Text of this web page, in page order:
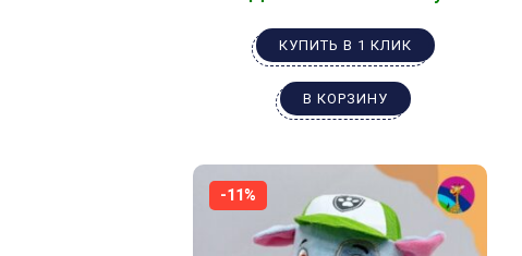
КУПИТЬ В 1 КЛИК
В КОРЗИНУ
-11%